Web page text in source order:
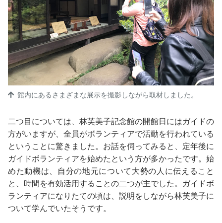
館内にあるさまざまな展示を撮影しながら取材しました。
二つ目については、林芙美子記念館の開館日にはガイドの
方がいますが、全員がボランティアで活動を行われている
ということに驚きました。お話を伺ってみると、定年後に
ガイドボランティアを始めたという方が多かったです。始
めた動機は、自分の地元について大勢の人に伝えること
と、時間を有効活用することの二つが主でした。ガイドボ
ランティアになりたての頃は、説明をしながら林芙美子に
ついて学んでいたそうです。